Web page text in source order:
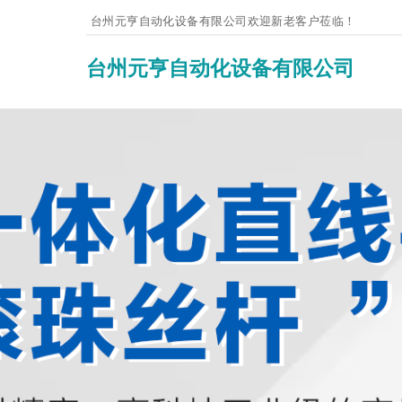
台州元亨自动化设备有限公司欢迎新老客户莅临！
台州元亨自动化设备有限公司